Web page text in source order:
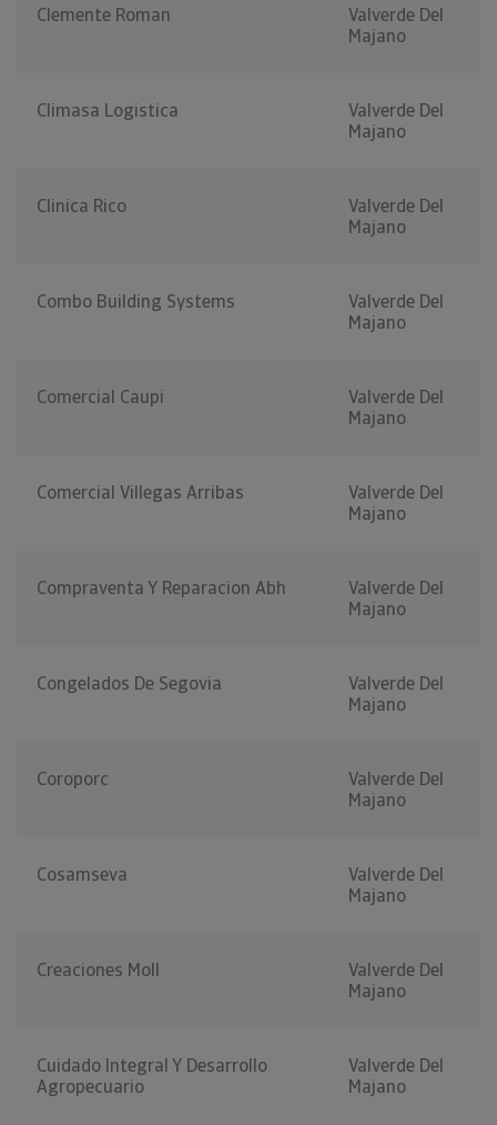
Clemente Roman
Valverde Del
Majano
Climasa Logistica
Valverde Del
Majano
Clinica Rico
Valverde Del
Majano
Combo Building Systems
Valverde Del
Majano
Comercial Caupi
Valverde Del
Majano
Comercial Villegas Arribas
Valverde Del
Majano
Compraventa Y Reparacion Abh
Valverde Del
Majano
Congelados De Segovia
Valverde Del
Majano
Coroporc
Valverde Del
Majano
Cosamseva
Valverde Del
Majano
Creaciones Moll
Valverde Del
Majano
Cuidado Integral Y Desarrollo
Agropecuario
Valverde Del
Majano